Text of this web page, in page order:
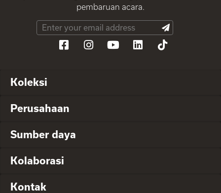
pembaruan acara.
Koleksi
Perusahaan
Sumber daya
Kolaborasi
Kontak